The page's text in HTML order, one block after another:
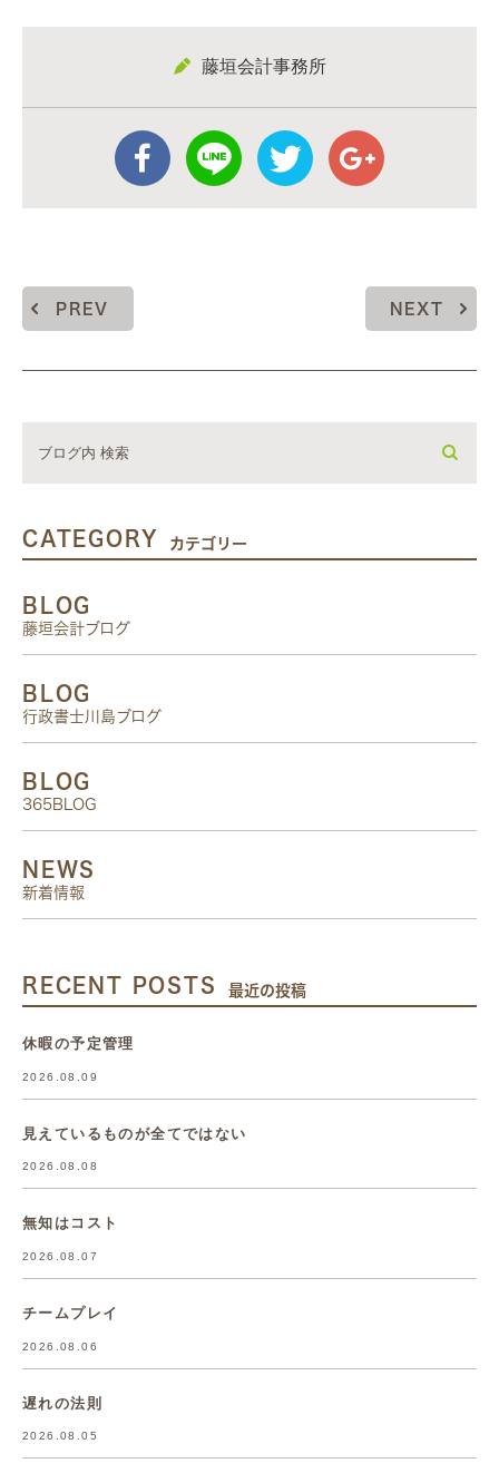
藤垣会計事務所
PREV NEXT
CATEGORY カテゴリー
BLOG
藤垣会計ブログ
BLOG
行政書士川島ブログ
BLOG
365BLOG
NEWS
新着情報
RECENT POSTS 最近の投稿
休暇の予定管理
2026.08.09
見えているものが全てではない
2026.08.08
無知はコスト
2026.08.07
チームプレイ
2026.08.06
遅れの法則
2026.08.05